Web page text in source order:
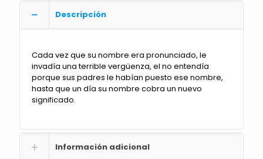
Descripción
Cada vez que su nombre era pronunciado, le
invadía una terrible vergüenza, el no entendía
porque sus padres le habían puesto ese nombre,
hasta que un día su nombre cobra un nuevo
significado.
Información adicional